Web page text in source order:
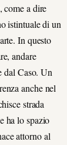
come a dire
istintuale di un
In questo
andare
dal Caso. Un
anche nel
strada
ha lo spazio
attorno al